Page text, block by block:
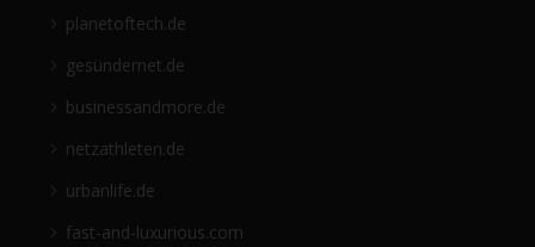
planetoftech.de
gesündernet.de
businessandmore.de
netzathleten.de
urbanlife.de
fast-and-luxurious.com